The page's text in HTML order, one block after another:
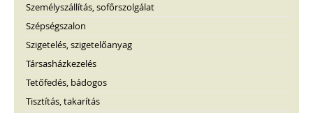
Személyszállítás, sofőrszolgálat
Szépségszalon
Szigetelés, szigetelőanyag
Társasházkezelés
Tetőfedés, bádogos
Tisztítás, takarítás